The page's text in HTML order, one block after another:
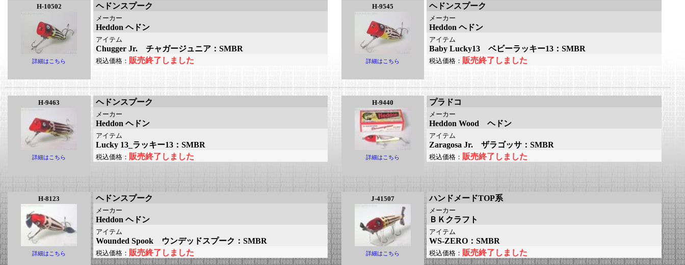
H-10502
詳細はこちら
ヘドンスプーク
メーカー
Heddon ヘドン
アイテム
Chugger Jr. チャガージュニア：SMBR
税込価格： 販売終了しました
H-9545
詳細はこちら
ヘドンスプーク
メーカー
Heddon ヘドン
アイテム
Baby Lucky13 ベビーラッキー13：SMBR
税込価格： 販売終了しました
H-9463
詳細はこちら
ヘドンスプーク
メーカー
Heddon ヘドン
アイテム
Lucky 13_ラッキー13：SMBR
税込価格： 販売終了しました
H-9440
詳細はこちら
プラドコ
メーカー
Heddon Wood ヘドン
アイテム
Zaragosa Jr. ザラゴッサ：SMBR
税込価格： 販売終了しました
H-8123
詳細はこちら
ヘドンスプーク
メーカー
Heddon ヘドン
アイテム
Wounded Spook ウンデッドスプーク：SMBR
税込価格： 販売終了しました
J-41507
詳細はこちら
ハンドメードTOP系
メーカー
ＢＫクラフト
アイテム
WS-ZERO：SMBR
税込価格： 販売終了しました